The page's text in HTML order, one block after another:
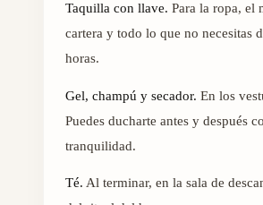
Taquilla con llave. Para la ropa, el
cartera y todo lo que no necesitas
horas.
Gel, champú y secador. En los
Puedes ducharte antes y después
tranquilidad.
Té. Al terminar, en la sala de